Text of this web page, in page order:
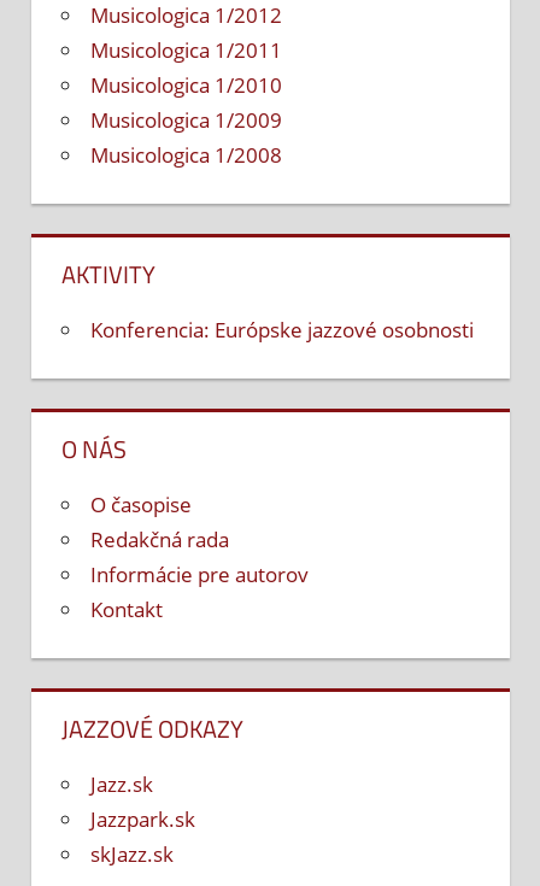
Musicologica 1/2012
Musicologica 1/2011
Musicologica 1/2010
Musicologica 1/2009
Musicologica 1/2008
AKTIVITY
Konferencia: Európske jazzové osobnosti
O NÁS
O časopise
Redakčná rada
Informácie pre autorov
Kontakt
JAZZOVÉ ODKAZY
Jazz.sk
Jazzpark.sk
skJazz.sk